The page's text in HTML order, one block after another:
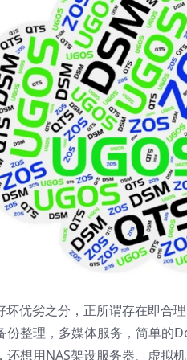
坏优劣之分，正所谓存在即合
份整理，多媒体服务，简单的
还想用NAS架设服务器、虚拟